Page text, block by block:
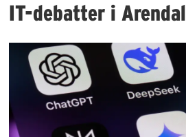
IT-debatter i Arendal